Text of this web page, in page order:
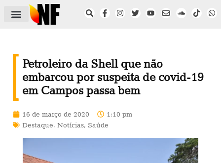
Petroleiro da Shell que não
embarcou por suspeita de covid-19
em Campos passa bem
16 de março de 2020
1:10 pm
Destaque, Notícias, Saúde